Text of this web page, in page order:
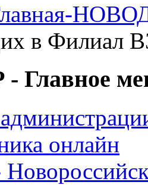
в Филиал
Главное
онлайн